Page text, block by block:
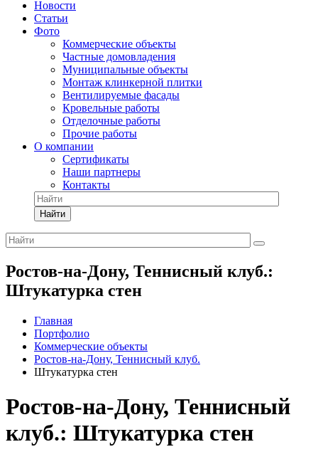
Новости
Статьи
Фото
Коммерческие объекты
Частные домовладения
Муниципальные объекты
Монтаж клинкерной плитки
Вентилируемые фасады
Кровельные работы
Отделочные работы
Прочие работы
О компании
Сертификаты
Наши партнеры
Контакты
Найти
Ростов-на-Дону, Теннисный клуб.:
Штукатурка стен
Главная
Портфолио
Коммерческие объекты
Ростов-на-Дону, Теннисный клуб.
Штукатурка стен
Ростов-на-Дону, Теннисный
клуб.: Штукатурка стен